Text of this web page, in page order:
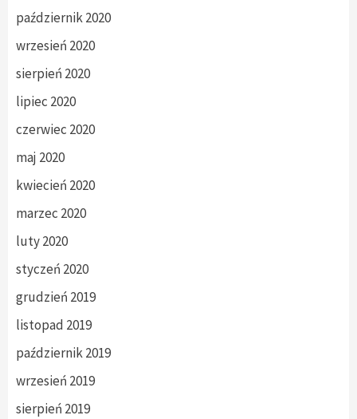
październik 2020
wrzesień 2020
sierpień 2020
lipiec 2020
czerwiec 2020
maj 2020
kwiecień 2020
marzec 2020
luty 2020
styczeń 2020
grudzień 2019
listopad 2019
październik 2019
wrzesień 2019
sierpień 2019